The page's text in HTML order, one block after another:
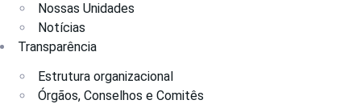
Nossas Unidades
Notícias
Transparência
Estrutura organizacional
Órgãos, Conselhos e Comitês